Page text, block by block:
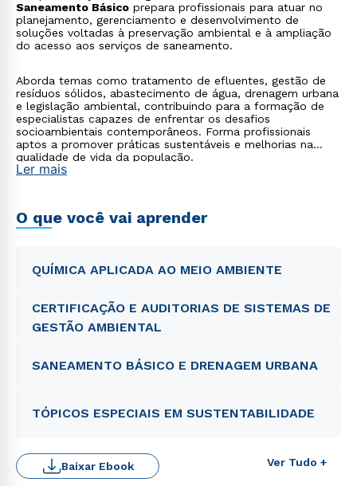
Saneamento Básico prepara profissionais para atuar no
planejamento, gerenciamento e desenvolvimento de
soluções voltadas à preservação ambiental e à ampliação
do acesso aos serviços de saneamento.
Aborda temas como tratamento de efluentes, gestão de
resíduos sólidos, abastecimento de água, drenagem urbana
e legislação ambiental, contribuindo para a formação de
especialistas capazes de enfrentar os desafios
socioambientais contemporâneos. Forma profissionais
aptos a promover práticas sustentáveis e melhorias na
qualidade de vida da população.
Ler mais
O que você vai aprender
QUÍMICA APLICADA AO MEIO AMBIENTE
CERTIFICAÇÃO E AUDITORIAS DE SISTEMAS DE
GESTÃO AMBIENTAL
SANEAMENTO BÁSICO E DRENAGEM URBANA
TÓPICOS ESPECIAIS EM SUSTENTABILIDADE
Ver Tudo +
Baixar Ebook